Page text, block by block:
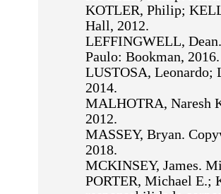
KOTLER, Philip;
Hall, 2012.
LEFFINGWELL,
Paulo: Bookman, 2016.
LUSTOSA, Leonardo;
2014.
MALHOTRA, Naresh
2012.
MASSEY, Bryan.
2018.
MCKINSEY, James.
PORTER, Michael E.;